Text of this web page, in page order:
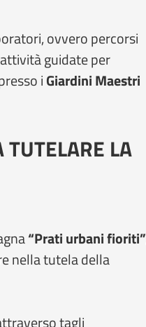
ovvero percorsi
guidate per
iGiardini Maestri
LA
“Prati urbani fioriti”
nella tutela della
tagli